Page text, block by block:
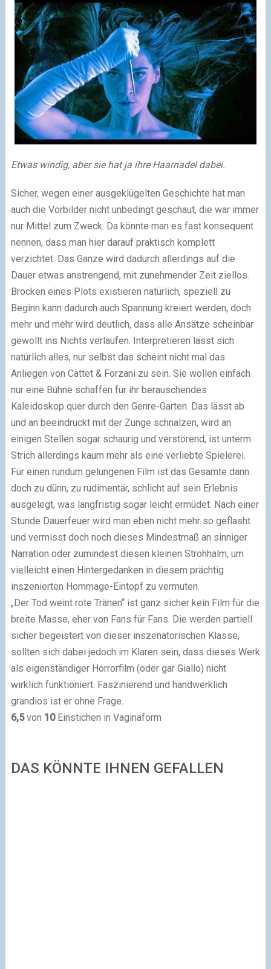
Etwas windig, aber sie hat ja ihre Haarnadel dabei.
Sicher, wegen einer ausgeklügelten Geschichte hat man
auch die Vorbilder nicht unbedingt geschaut, die war immer
nur Mittel zum Zweck. Da könnte man es fast konsequent
nennen, dass man hier darauf praktisch komplett
verzichtet. Das Ganze wird dadurch allerdings auf die
Dauer etwas anstrengend, mit zunehmender Zeit ziellos.
Brocken eines Plots existieren natürlich, speziell zu
Beginn kann dadurch auch Spannung kreiert werden, doch
mehr und mehr wird deutlich, dass alle Ansätze scheinbar
gewollt ins Nichts verlaufen. Interpretieren lässt sich
natürlich alles, nur selbst das scheint nicht mal das
Anliegen von Cattet & Forzani zu sein. Sie wollen einfach
nur eine Bühne schaffen für ihr berauschendes
Kaleidoskop quer durch den Genre-Garten. Das lässt ab
und an beeindruckt mit der Zunge schnalzen, wird an
einigen Stellen sogar schaurig und verstörend, ist unterm
Strich allerdings kaum mehr als eine verliebte Spielerei.
Für einen rundum gelungenen Film ist das Gesamte dann
doch zu dünn, zu rudimentär, schlicht auf sein Erlebnis
ausgelegt, was langfristig sogar leicht ermüdet. Nach einer
Stunde Dauerfeuer wird man eben nicht mehr so geflasht
und vermisst doch noch dieses Mindestmaß an sinniger
Narration oder zumindest diesen kleinen Strohhalm, um
vielleicht einen Hintergedanken in diesem prächtig
inszenierten Hommage-Eintopf zu vermuten.
„Der Tod weint rote Tränen“ ist ganz sicher kein Film für die
breite Masse, eher von Fans für Fans. Die werden partiell
sicher begeistert von dieser inszenatorischen Klasse,
sollten sich dabei jedoch im Klaren sein, dass dieses Werk
als eigenständiger Horrorfilm (oder gar Giallo) nicht
wirklich funktioniert. Faszinierend und handwerklich
grandios ist er ohne Frage.
6,5von 10Einstichen in Vaginaform
DAS KÖNNTE IHNEN GEFALLEN